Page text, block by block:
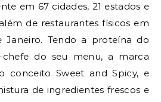
em 67 cidades, 21 estados e
de restaurantes físicos em
Janeiro. Tendo a proteína do
do seu menu, a marca
conceito Sweet and Spicy, e
de ingredientes frescos e